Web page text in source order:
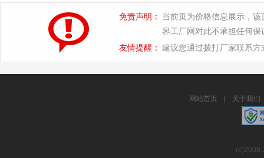
免责声明：
当前页为价格信息展示，
界工厂网对此不承担任何保
友情提醒： 建议您通过拨打厂家联系
网站首页 关于我们